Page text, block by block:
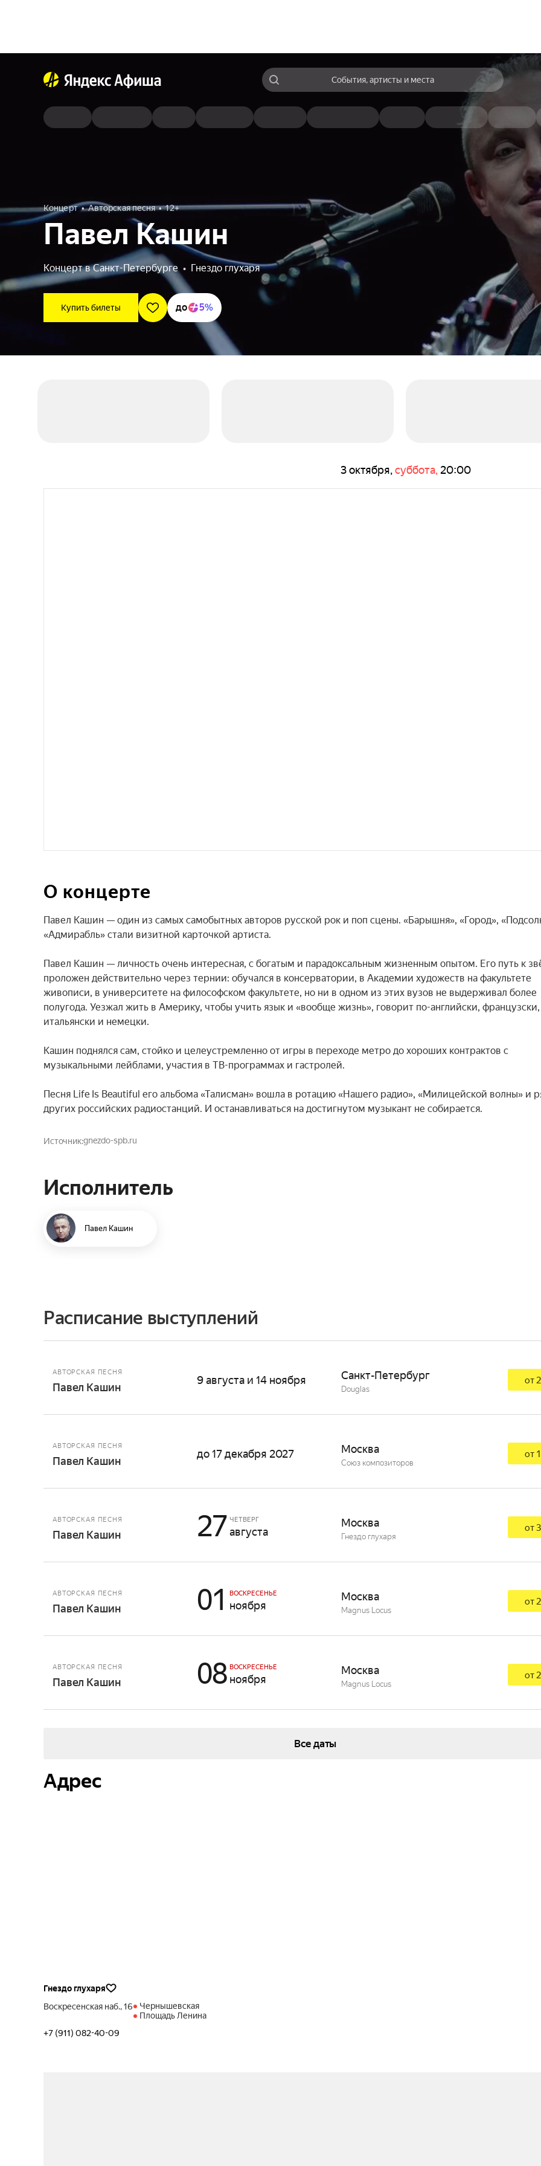
События, артисты и места
Концерт Авторская песня 12+
Павел Кашин
Концерт в Санкт-Петербурге • Гнездо глухаря
Купить билеты до 5%
3 октября,суббота, 20:00
О концерте
Павел Кашин — один из самых самобытных авторов русской рок и поп сцены. «Барышня», «Город»,
«Адмирабль» стали визитной карточкой артиста.
Павел Кашин — личность очень интересная, с богатым и парадоксальным жизненным опытом. Его путь к
проложен действительно через тернии: обучался в консерватории, в Академии художеств на факультете
живописи, в университете на философском факультете, но ни в одном из этих вузов не выдерживал более
полугода. Уезжал жить в Америку, чтобы учить язык и «вообще жизнь», говорит по-английски, французски,
итальянски и немецки.
Кашин поднялся сам, стойко и целеустремленно от игры в переходе метро до хороших контрактов с
музыкальными лейблами, участия в ТВ-программах и гастролей.
Песня Life Is Beautiful его альбома «Талисман» вошла в ротацию «Нашего радио», «Милицейской волны» и
других российских радиостанций. И останавливаться на достигнутом музыкант не собирается.
Источникgnezdo-spb.ru
Исполнитель
Павел Кашин
Расписание выступлений
АВТОРСКАЯ ПЕСНЯ
Павел Кашин
9 августа и 14 ноября Санкт-Петербург
Douglas
от
АВТОРСКАЯ ПЕСНЯ
Павел Кашин
до 17 декабря 2027 Москва
Союз композиторов
от
АВТОРСКАЯ ПЕСНЯ
Павел Кашин 27 ЧЕТВЕРГ
августа
Москва
Гнездо глухаря
от
АВТОРСКАЯ ПЕСНЯ
Павел Кашин 01 ВОСКРЕСЕНЬЕ
ноября
Москва
Magnus Locus
от
АВТОРСКАЯ ПЕСНЯ
Павел Кашин 08 ВОСКРЕСЕНЬЕ
ноября
Москва
Magnus Locus
от
Все даты
Адрес
Гнездо глухаря
Воскресенская наб., 16
Чернышевская
Площадь Ленина
+7 (911) 082-40-09